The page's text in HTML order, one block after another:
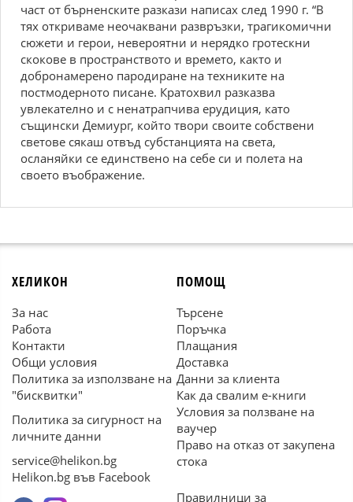
част от бърненските разкази написах след 1990 г. “В
тях откриваме неочаквани развръзки, трагикомични
сюжети и герои, невероятни и нерядко гротескни
скокове в пространството и времето, както и
добронамерено пародиране на техниките на
постмодерното писане. Кратохвил разказва
увлекателно и с ненатрапчива ерудиция, като
същински Демиург, който твори своите собствени
светове сякаш отвъд субстанцията на света,
осланяйки се единствено на себе си и полета на
своето въображение.
ХЕЛИКОН
За нас
Работа
Контакти
Общи условия
Политика за използване на
"бисквитки"
Политика за сигурност на
личните данни
service@helikon.bg
Helikon.bg във Facebook
ПОМОЩ
Търсене
Поръчка
Плащания
Доставка
Данни за клиента
Как да свалим е-книги
Условия за ползване на
ваучер
Право на отказ от закупена
стока
Правилници за